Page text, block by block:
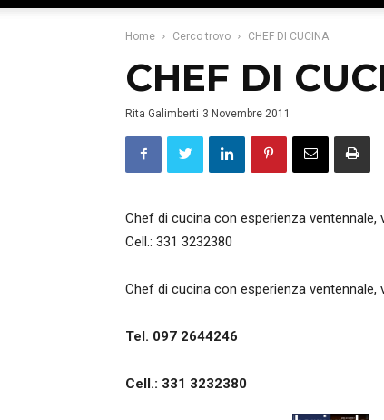
Home Cerco trovo CHEF DI CUCINA
CHEF DI
Rita Galimberti 3 Novembre 2011
Chef di cucina con esperienza ventennale,
Cell.: 331 3232380
Chef di cucina con esperienza
Tel. 097 2644246
Cell.: 331 3232380